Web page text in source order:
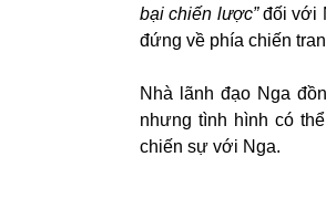
bại chiến lược”đối với
đứng về phía chiến
Nhà lãnh đạo Nga
nhưng tình hình có
chiến sự với Nga.